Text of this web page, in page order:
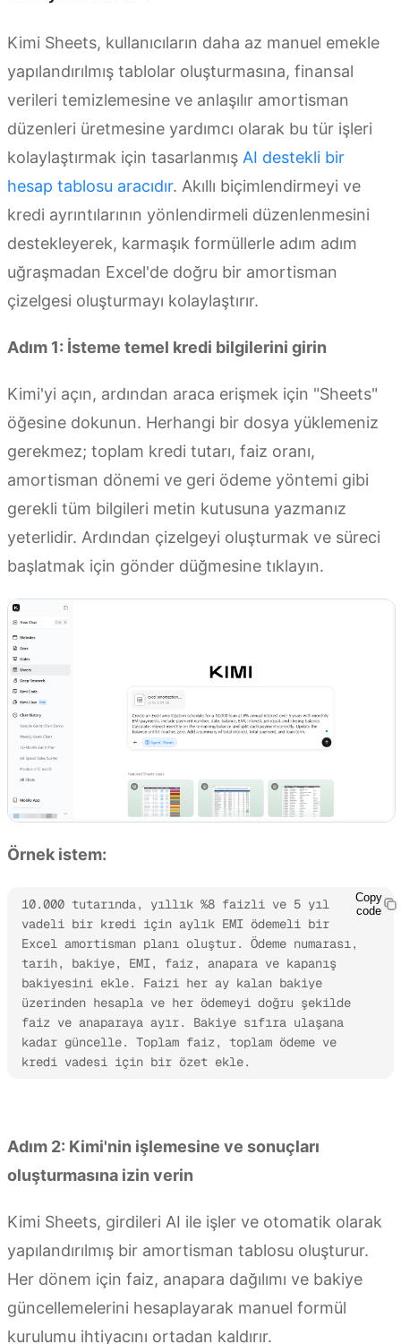
Kimi Sheets, kullanıcıların daha az manuel emekle
yapılandırılmış tablolar oluşturmasına, finansal
verileri temizlemesine ve anlaşılır amortisman
düzenleri üretmesine yardımcı olarak bu tür işleri
kolaylaştırmak için tasarlanmış AI destekli bir
hesap tablosu aracıdır. Akıllı biçimlendirmeyi ve
kredi ayrıntılarının yönlendirmeli düzenlenmesini
destekleyerek, karmaşık formüllerle adım adım
uğraşmadan Excel'de doğru bir amortisman
çizelgesi oluşturmayı kolaylaştırır.
Adım 1: İsteme temel kredi bilgilerini girin
Kimi'yi açın, ardından araca erişmek için "Sheets"
öğesine dokunun. Herhangi bir dosya yüklemeniz
gerekmez; toplam kredi tutarı, faiz oranı,
amortisman dönemi ve geri ödeme yöntemi gibi
gerekli tüm bilgileri metin kutusuna yazmanız
yeterlidir. Ardından çizelgeyi oluşturmak ve süreci
başlatmak için gönder düğmesine tıklayın.
Örnek istem:
10.000 tutarında, yıllık %8 faizli ve 5 yıl
vadeli bir kredi için aylık EMI ödemeli bir
Excel amortisman planı oluştur. Ödeme numarası,
tarih, bakiye, EMI, faiz, anapara ve kapanış
bakiyesini ekle. Faizi her ay kalan bakiye
üzerinden hesapla ve her ödemeyi doğru şekilde
faiz ve anaparaya ayır. Bakiye sıfıra ulaşana
kadar güncelle. Toplam faiz, toplam ödeme ve
kredi vadesi için bir özet ekle.
Copy
code
Adım 2: Kimi'nin işlemesine ve sonuçları
oluşturmasına izin verin
Kimi Sheets, girdileri AI ile işler ve otomatik olarak
yapılandırılmış bir amortisman tablosu oluşturur.
Her dönem için faiz, anapara dağılımı ve bakiye
güncellemelerini hesaplayarak manuel formül
kurulumu ihtiyacını ortadan kaldırır.